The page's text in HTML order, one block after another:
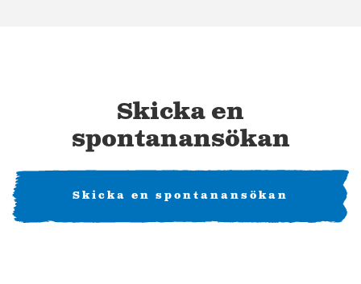
Skicka en
spontanansökan
Skicka en spontanansökan